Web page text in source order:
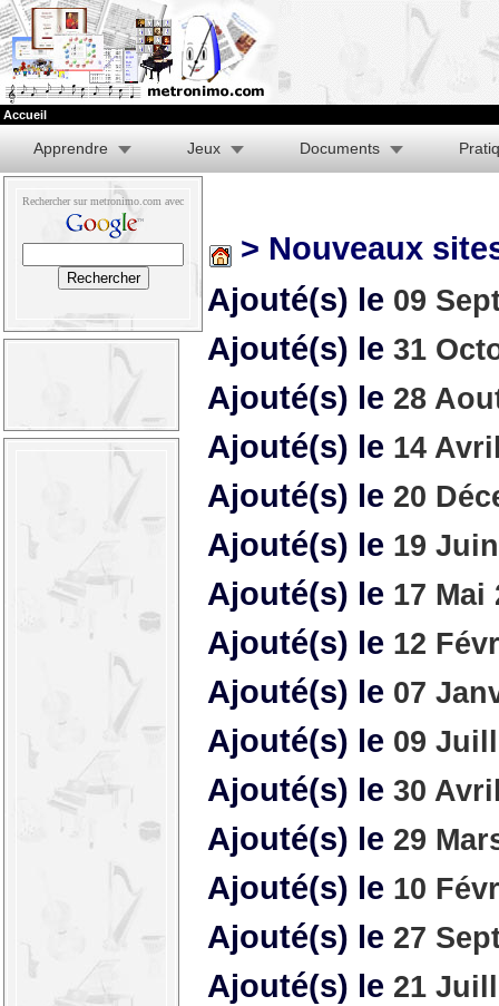
Accueil
Apprendre Jeux Documents
Rechercher sur metronimo.com avec
> Nouveaux
Ajouté(s) le 09
Ajouté(s) le 31
Ajouté(s) le 28
Ajouté(s) le 14
Ajouté(s) le 20
Ajouté(s) le 19
Ajouté(s) le 17 Mai
Ajouté(s) le 12
Ajouté(s) le 07
Ajouté(s) le 09
Ajouté(s) le 30
Ajouté(s) le 29
Ajouté(s) le 10
Ajouté(s) le 27
Ajouté(s) le 21